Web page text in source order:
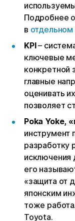
Подробнее
в
KPI–
ключевые
конкретной
главные
оценивать
позволяет
Poka Yoke,
инструмент
разработку
исключения
его
«защита от
японским
тоже
Toyota.